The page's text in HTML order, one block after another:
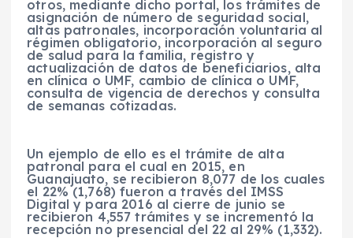
otros, mediante dicho portal, los trámites de
asignación de número de seguridad social,
altas patronales, incorporación voluntaria al
régimen obligatorio, incorporación al seguro
de salud para la familia, registro y
actualización de datos de beneficiarios, alta
en clínica o UMF, cambio de clínica o UMF,
consulta de vigencia de derechos y consulta
de semanas cotizadas.
Un ejemplo de ello es el trámite de alta
patronal para el cual en 2015, en
Guanajuato, se recibieron 8,077 de los cuales
el 22% (1,768) fueron a través del IMSS
Digital y para 2016 al cierre de junio se
recibieron 4,557 trámites y se incrementó la
recepción no presencial del 22 al 29% (1,332).